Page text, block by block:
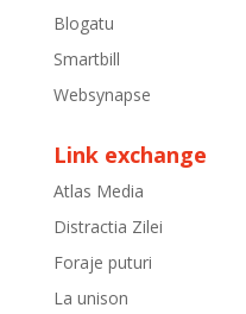
Blogatu
Smartbill
Websynapse
Link exchange
Atlas Media
Distractia Zilei
Foraje puturi
La unison